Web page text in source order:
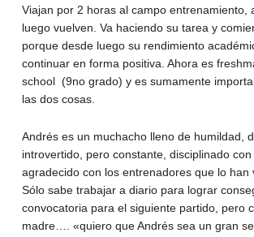
Viajan por 2 horas al campo entrenamiento,
luego vuelven. Va haciendo su tarea y
porque desde luego su rendimiento
continuar en forma positiva. Ahora es
school (9no grado) y es sumamente
las dos cosas.
Andrés es un muchacho lleno de humildad,
introvertido, pero constante, disciplinado
agradecido con los entrenadores que lo han
Sólo sabe trabajar a diario para lograr
convocatoria para el siguiente partido, pero
madre…. «quiero que Andrés sea un gran